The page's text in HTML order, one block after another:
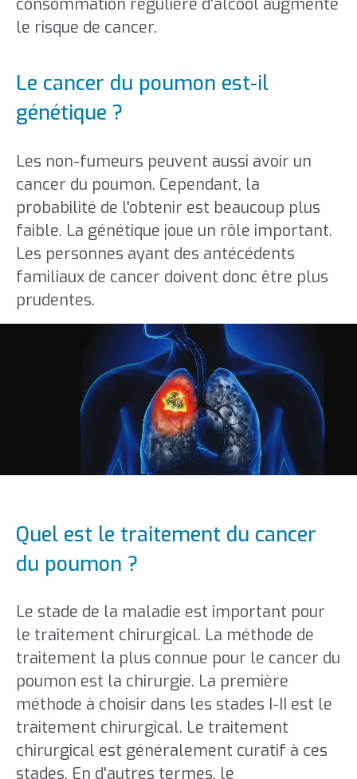
le risque de cancer.
Le cancer du poumon est-il
génétique ?
Les non-fumeurs peuvent aussi avoir un
cancer du poumon. Cependant, la
probabilité de l'obtenir est beaucoup plus
faible. La génétique joue un rôle important.
Les personnes ayant des antécédents
familiaux de cancer doivent donc être plus
prudentes.
Quel est le traitement du cancer
du poumon ?
Le stade de la maladie est important pour
le traitement chirurgical. La méthode de
traitement la plus connue pour le cancer du
poumon est la chirurgie. La première
méthode à choisir dans les stades I-II est le
traitement chirurgical. Le traitement
chirurgical est généralement curatif à ces
stades. En d'autres termes, le